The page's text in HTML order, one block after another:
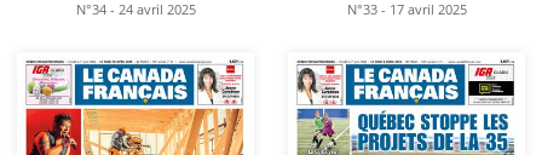
N°34 - 24 avril 2025 N°33 - 17 avril 2025